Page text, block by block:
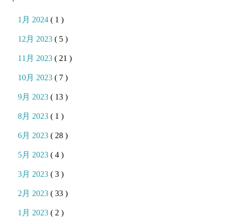
1月 2024( 1 )
12月 2023( 5 )
11月 2023( 21 )
10月 2023( 7 )
9月 2023( 13 )
8月 2023( 1 )
6月 2023( 28 )
5月 2023( 4 )
3月 2023( 3 )
2月 2023( 33 )
1月 2023( 2 )